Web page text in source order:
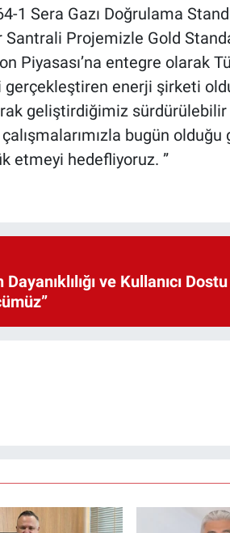
1 Sera Gazı Doğrulama
Projemizle Gold
Piyasası’na entegre olarak
gerçekleştiren enerji şirketi
geliştirdiğimiz
bugün olduğu
etmeyi hedefliyoruz. ”
ve Kullanıcı